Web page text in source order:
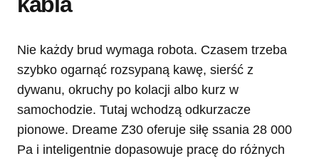
Nie każdy brud wymaga robota. Czasem trzeba
szybko ogarnąć rozsypaną kawę, sierść z
dywanu, okruchy po kolacji albo kurz w
samochodzie. Tutaj wchodzą odkurzacze
pionowe. Dreame Z30 oferuje siłę ssania 28 000
Pa i inteligentnie dopasowuje pracę do różnych